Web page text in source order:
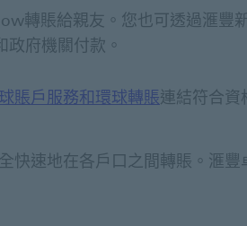
轉賬給親友。您也可透過滙豐
府機關付款。
賬戶服務和環球轉賬連結符合資
快速地在各戶口之間轉賬。滙豐